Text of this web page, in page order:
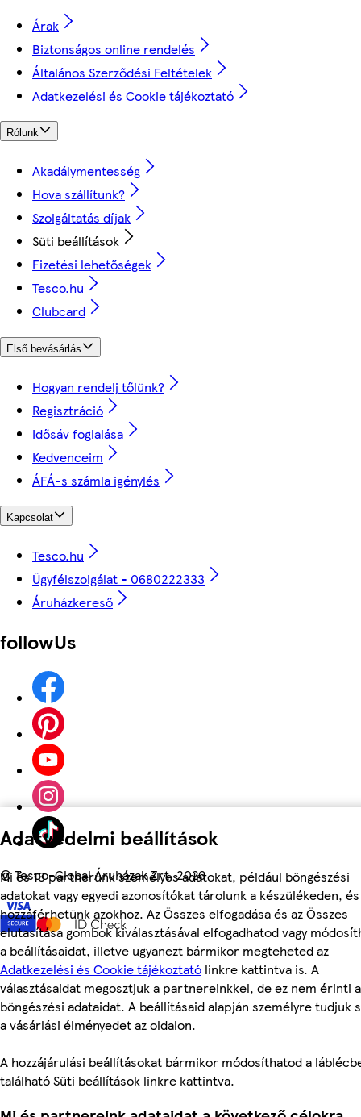
Adatvédelmi beállítások
Mi és 18 partnerünk személyes adatokat, például böngészési
adatokat vagy egyedi azonosítókat tárolunk a készülékeden, és
hozzáférhetünk azokhoz. Az Összes elfogadása és az Összes
elutasítása gombok kiválasztásával elfogadhatod vagy
a beállításaidat, illetve ugyanezt bármikor megteheted az
Adatkezelési és Cookie tájékoztató linkre kattintva is. A
választásaidat megosztjuk a partnereinkkel, de ez nem érinti a
böngészési adataidat. A beállításaid alapján személyre tudjuk
a vásárlási élményedet az oldalon.
A hozzájárulási beállításokat bármikor módosíthatod a
található Süti beállítások linkre kattintva.
Árak
Biztonságos online rendelés
Általános Szerződési Feltételek
Adatkezelési és Cookie tájékoztató
Rólunk
Akadálymentesség
Hova szállítunk?
Szolgáltatás díjak
Süti beállítások
Fizetési lehetőségek
Tesco.hu
Clubcard
Első bevásárlás
Hogyan rendelj tőlünk?
Regisztráció
Idősáv foglalása
Kedvenceim
ÁFÁ-s számla igénylés
Kapcsolat
Tesco.hu
Ügyfélszolgálat - 0680222333
Áruházkereső
followUs
©Tesco-Global Áruházak Zrt. 2026